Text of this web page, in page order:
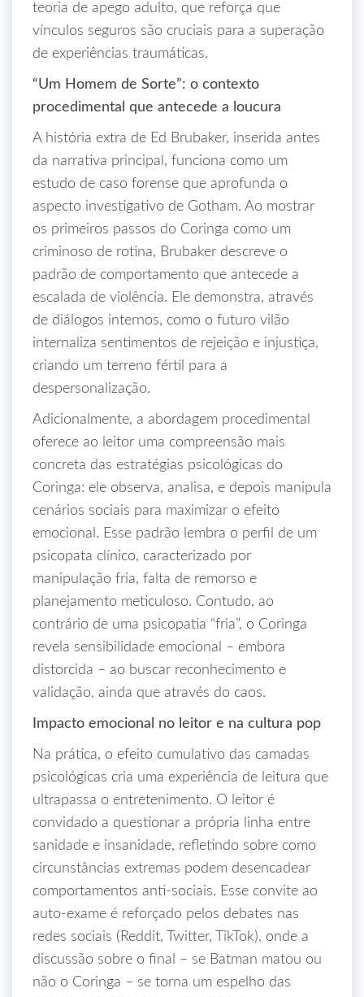
teoria de apego adulto, que reforça que
vínculos seguros são cruciais para a superação
de experiências traumáticas.
“Um Homem de Sorte”: o contexto
procedimental que antecede a loucura
A história extra de Ed Brubaker, inserida antes
da narrativa principal, funciona como um
estudo de caso forense que aprofunda o
aspecto investigativo de Gotham. Ao mostrar
os primeiros passos do Coringa como um
criminoso de rotina, Brubaker descreve o
padrão de comportamento que antecede a
escalada de violência. Ele demonstra, através
de diálogos internos, como o futuro vilão
internaliza sentimentos de rejeição e injustiça,
criando um terreno fértil para a
despersonalização.
Adicionalmente, a abordagem procedimental
oferece ao leitor uma compreensão mais
concreta das estratégias psicológicas do
Coringa: ele observa, analisa, e depois manipula
cenários sociais para maximizar o efeito
emocional. Esse padrão lembra o perfil de um
psicopata clínico, caracterizado por
manipulação fria, falta de remorso e
planejamento meticuloso. Contudo, ao
contrário de uma psicopatia “fria”, o Coringa
revela sensibilidade emocional – embora
distorcida – ao buscar reconhecimento e
validação, ainda que através do caos.
Impacto emocional no leitor e na cultura pop
Na prática, o efeito cumulativo das camadas
psicológicas cria uma experiência de leitura que
ultrapassa o entretenimento. O leitor é
convidado a questionar a própria linha entre
sanidade e insanidade, refletindo sobre como
circunstâncias extremas podem desencadear
comportamentos anti‑sociais. Esse convite ao
auto‑exame é reforçado pelos debates nas
redes sociais (Reddit, Twitter, TikTok), onde a
discussão sobre o final – se Batman matou ou
não o Coringa – se torna um espelho das